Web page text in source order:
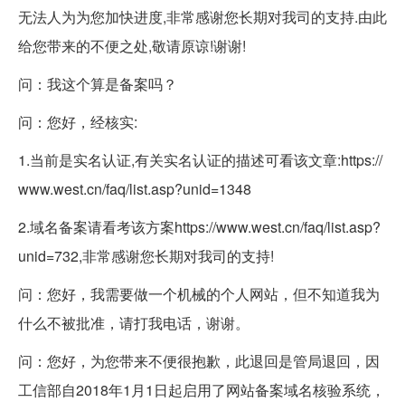
无法人为为您加快进度,非常感谢您长期对我司的支持.由此
给您带来的不便之处,敬请原谅!谢谢!
问：我这个算是备案吗？
问：您好，经核实:
1.当前是实名认证,有关实名认证的描述可看该文章:https://
www.west.cn/faq/list.asp?unid=1348
2.域名备案请看考该方案https://www.west.cn/faq/list.asp?
unid=732,非常感谢您长期对我司的支持!
问：您好，我需要做一个机械的个人网站，但不知道我为
什么不被批准，请打我电话，谢谢。
问：您好，为您带来不便很抱歉，此退回是管局退回，因
工信部自2018年1月1日起启用了网站备案域名核验系统，